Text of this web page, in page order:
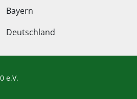
Bayern
Deutschland
e.V.